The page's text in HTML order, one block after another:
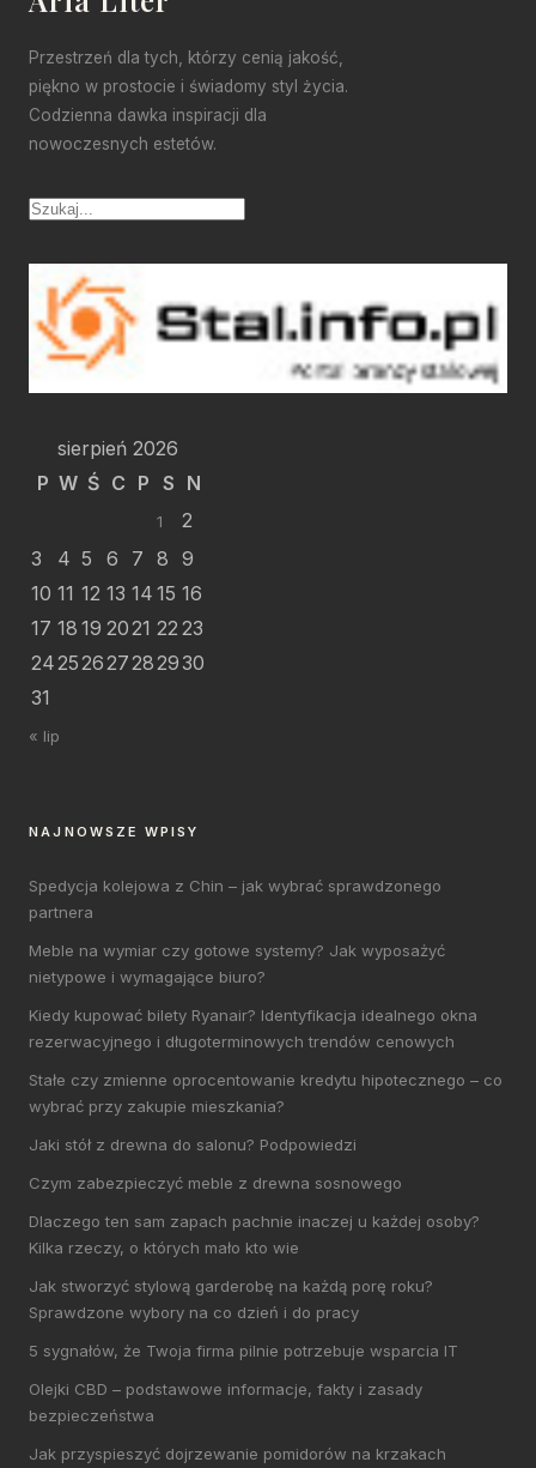
Przestrzeń dla tych, którzy cenią jakość,
piękno w prostocie i świadomy styl życia.
Codzienna dawka inspiracji dla
nowoczesnych estetów.
sierpień 2026
P W Ś C P S N
1
2
3
4 5 6 7 8 9
10 11 12 13 14 15 16
17 18 19 20 21 22 23
24 25 26 27 28 2930
31
« lip
NAJNOWSZE WPISY
Spedycja kolejowa z Chin – jak wybrać sprawdzonego
partnera
Meble na wymiar czy gotowe systemy? Jak wyposażyć
nietypowe i wymagające biuro?
Kiedy kupować bilety Ryanair? Identyfikacja idealnego okna
rezerwacyjnego i długoterminowych trendów cenowych
Stałe czy zmienne oprocentowanie kredytu hipotecznego – co
wybrać przy zakupie mieszkania?
Jaki stół z drewna do salonu? Podpowiedzi
Czym zabezpieczyć meble z drewna sosnowego
Dlaczego ten sam zapach pachnie inaczej u każdej osoby?
Kilka rzeczy, o których mało kto wie
Jak stworzyć stylową garderobę na każdą porę roku?
Sprawdzone wybory na co dzień i do pracy
5 sygnałów, że Twoja firma pilnie potrzebuje wsparcia IT
Olejki CBD – podstawowe informacje, fakty i zasady
bezpieczeństwa
Jak przyspieszyć dojrzewanie pomidorów na krzakach